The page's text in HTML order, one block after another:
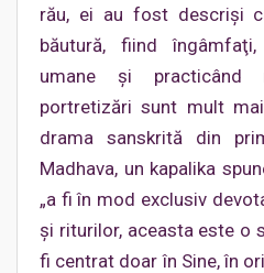
rău, ei au fost descrişi
băutură, fiind
umane şi practicând
portretizări sunt mult
drama sanskrită din
Madhava, un kapalika
„a fi în mod exclusiv
şi riturilor, aceasta este o
fi centrat doar în Sine, în